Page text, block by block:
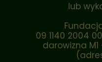
lub
09 1140 2004
darowizna